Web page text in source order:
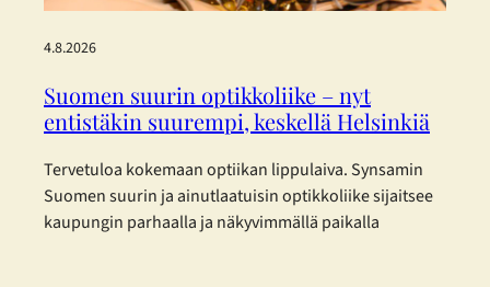
4.8.2026
Suomen suurin optikkoliike – nyt
entistäkin suurempi, keskellä Helsinkiä
Tervetuloa kokemaan optiikan lippulaiva. Synsamin
Suomen suurin ja ainutlaatuisin optikkoliike sijaitsee
kaupungin parhaalla ja näkyvimmällä paikalla